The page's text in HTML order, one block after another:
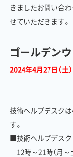
きましたお問い合わ
せていただきます。
ゴールデン
2024年4月27日（土
技術ヘルプデスクは
す。
■技術ヘルプデスク
12時～21時（月～